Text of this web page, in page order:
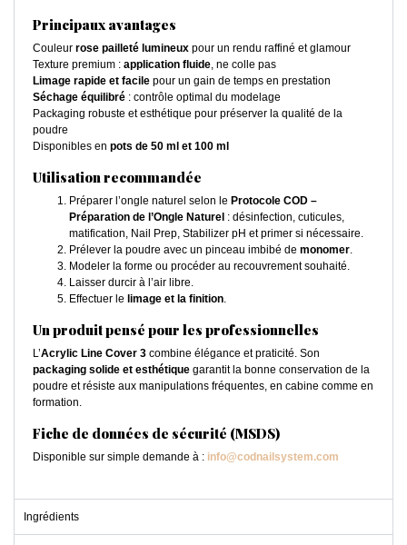
Principaux avantages
Couleur rose pailleté lumineux pour un rendu raffiné et glamour
Texture premium : application fluide, ne colle pas
Limage rapide et facile pour un gain de temps en prestation
Séchage équilibré : contrôle optimal du modelage
Packaging robuste et esthétique pour préserver la qualité de la
poudre
Disponibles en pots de 50 ml et 100 ml
Utilisation recommandée
Préparer l’ongle naturel selon le Protocole COD –
Préparation de l’Ongle Naturel : désinfection, cuticules,
matification, Nail Prep, Stabilizer pH et primer si nécessaire.
Prélever la poudre avec un pinceau imbibé de monomer.
Modeler la forme ou procéder au recouvrement souhaité.
Laisser durcir à l’air libre.
Effectuer le limage et la finition.
Un produit pensé pour les professionnelles
L’Acrylic Line Cover 3 combine élégance et praticité. Son
packaging solide et esthétique garantit la bonne conservation de la
poudre et résiste aux manipulations fréquentes, en cabine comme en
formation.
Fiche de données de sécurité (MSDS)
Disponible sur simple demande à : info@codnailsystem.com
Ingrédients